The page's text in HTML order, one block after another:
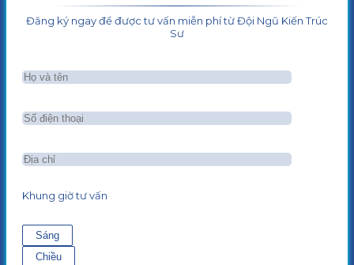
Đăng ký ngay để được tư vấn miễn phí từ Đội Ngũ Kiến Trúc
Sư
Khung giờ tư vấn
Sáng
Chiều